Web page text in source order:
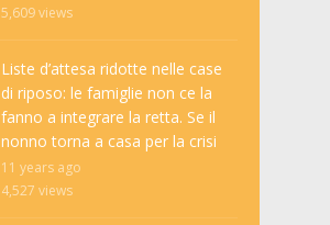
5,609views
Liste d’attesa ridotte nelle case
di riposo: le famiglie non ce la
fanno a integrare la retta. Se il
nonno torna a casa per la crisi
11 years ago
4,527 views